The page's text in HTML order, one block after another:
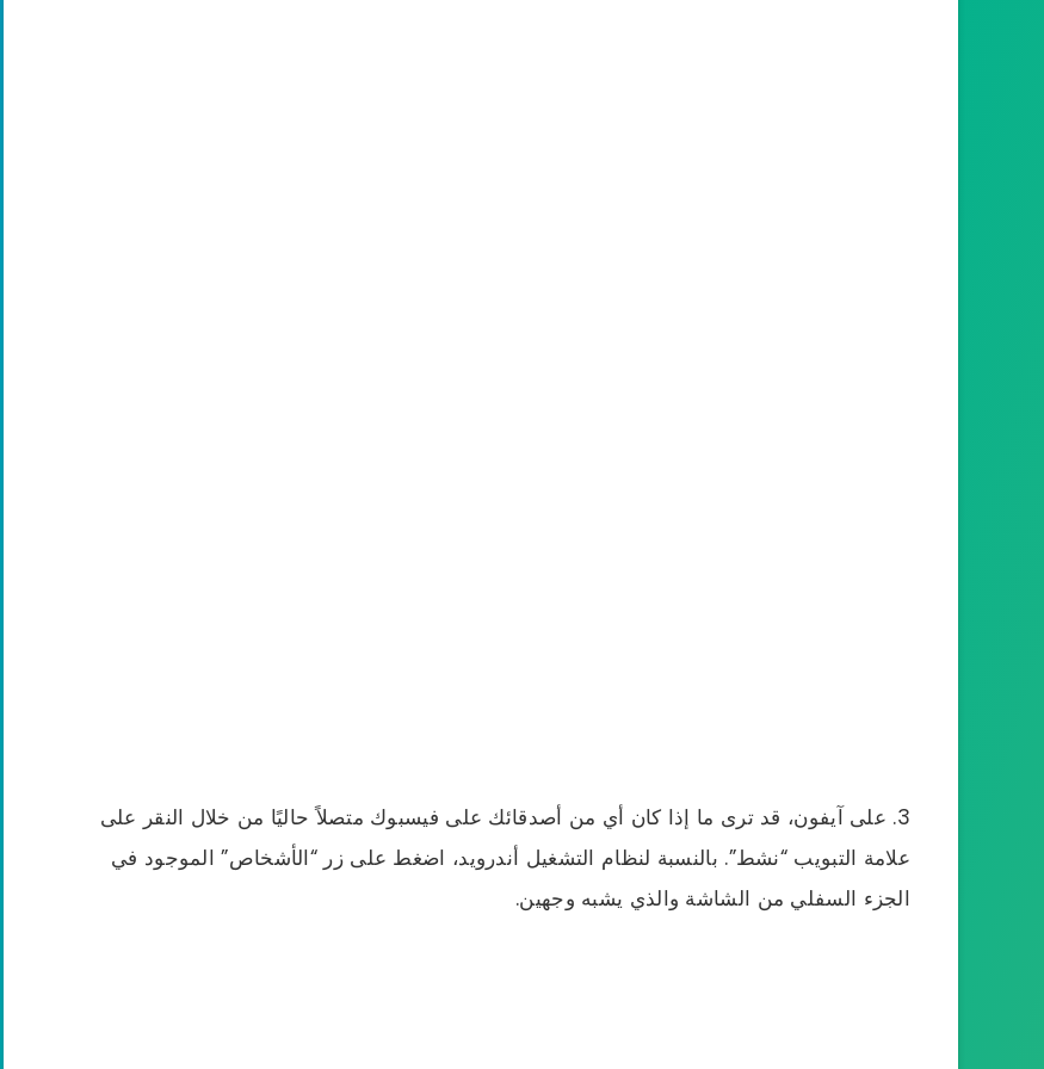
على آيفون، قد ترى ما إذا كان أي من أصدقائك على فيسبوك متصلاً حاليًا من خلال النقر على
علامة التبويب “نشط”. بالنسبة لنظام التشغيل أندرويد، اضغط على زر “الأشخاص” الموجود في
الجزء السفلي من الشاشة والذي يشبه وجهين.